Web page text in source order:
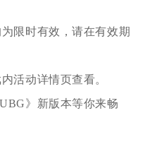
限时有效，请在有效期
活动详情页查看。
》新版本等你来畅